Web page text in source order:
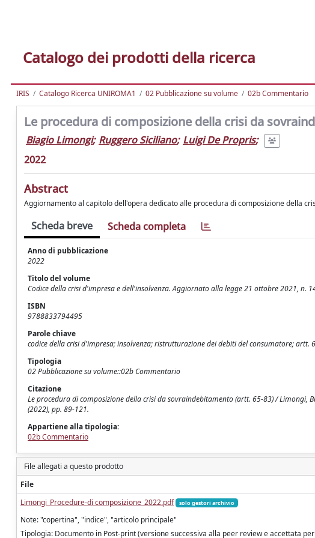
Catalogo dei prodotti della ricerca
IRIS Catalogo Ricerca UNIROMA1 02 Pubblicazione su volume 02b Commentario
Le procedura di composizione della crisi da
Biagio Limongi; Ruggero Siciliano; Luigi De Propris;
2022
Abstract
Aggiornamento al capitolo dell'opera dedicato alle procedura di composizione della
Scheda breve Scheda completa
Anno di pubblicazione
2022
Titolo del volume
Codice della crisi d'impresa e dell'insolvenza. Aggiornato alla legge 21 ottobre 2021, n.
ISBN
9788833794495
Parole chiave
codice della crisi d'impresa; insolvenza; ristrutturazione dei debiti del consumatore; artt.
Tipologia
02 Pubblicazione su volume::02b Commentario
Citazione
Le procedura di composizione della crisi da sovraindebitamento (artt. 65-83) / Limongi,
(2022), pp. 89-121.
Appartiene alla tipologia:
02b Commentario
File allegati a questo prodotto
File
Limongi_Procedure-di composizione_2022.pdf
solo gestori archivio
Note: "copertina", "indice", "articolo principale"
Tipologia: Documento in Post-print (versione successiva alla peer review e accettata